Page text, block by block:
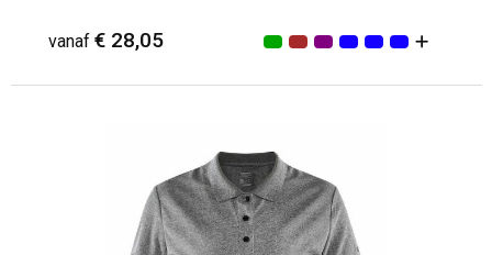
vanaf € 28,05
Minimale afname: 1